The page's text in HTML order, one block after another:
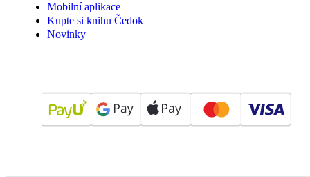
Mobilní aplikace
Kupte si knihu Čedok
Novinky